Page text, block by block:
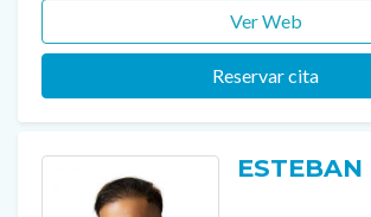
Ver Web
Reservar cita